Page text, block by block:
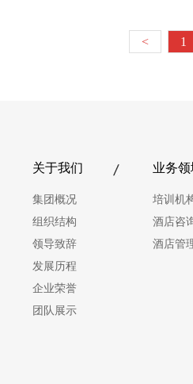
< 1
关于我们
集团概况
组织结构
领导致辞
发展历程
企业荣誉
团队展示
业务
培训机
酒店咨
酒店管